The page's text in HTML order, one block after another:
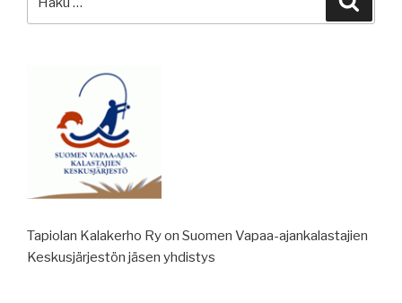
Tapiolan Kalakerho Ry on Suomen Vapaa-ajankalastajien
Keskusjärjestön jäsen yhdistys